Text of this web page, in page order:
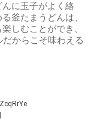
に玉子がよく絡
釜たまうどんは、
しむことができ、
からこそ味わえる